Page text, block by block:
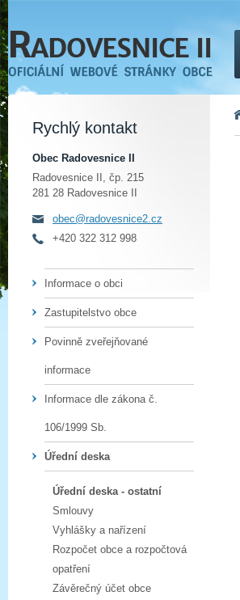
Rychlý kontakt
Obec Radovesnice II
Radovesnice II, čp. 215
281 28 Radovesnice II
obec@radovesnice2.cz
+420 322 312 998
Informace o obci
Zastupitelstvo obce
Povinně zveřejňované
informace
Informace dle zákona č.
106/1999 Sb.
Úřední deska
Úřední deska - ostatní
Smlouvy
Vyhlášky a nařízení
Rozpočet obce a rozpočtová
opatření
Závěrečný účet obce